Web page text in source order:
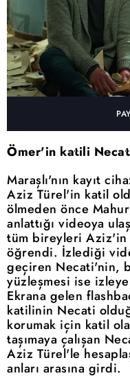
Ömer'in katili
Maraşlı'nın kayıt
Aziz Türel'in katil
ölmeden önce
anlattığı videoya
tüm bireyleri
öğrendi. İzlediği
geçiren Necati'nin,
yüzleşmesi ise
Ekrana gelen
katilinin Necati
korumak için katil
taşımaya çalışan
Aziz Türel'le
anları arasına girdi.